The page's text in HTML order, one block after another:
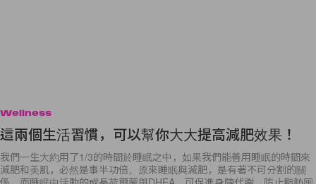
Wellness
這兩個生活習慣，可以幫你大大提高減肥效果！
我們一生大約用了1/3的時間於睡眠之中，如果我們能善用睡眠的時間來
減肥和美肌，必然是事半功倍。原來睡眠與減肥，是有著不可分割的關